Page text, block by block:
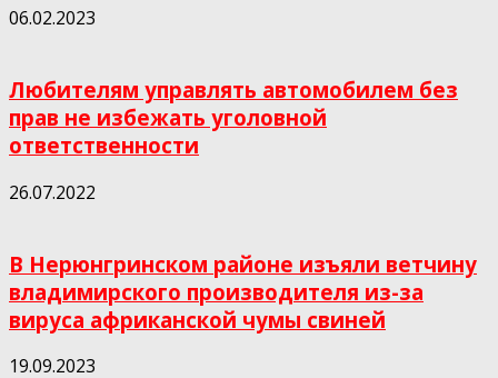
06.02.2023
Любителям управлять автомобилем без
прав не избежать уголовной
ответственности
26.07.2022
В Нерюнгринском районе изъяли ветчину
владимирского производителя из-за
вируса африканской чумы свиней
19.09.2023